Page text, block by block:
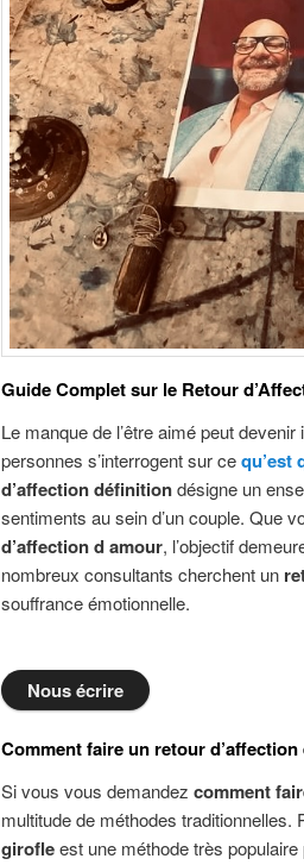
Guide Complet sur le Retour
Le manque de l’être aimé peut
personnes s’interrogent sur cequ’est
d’affection définitiondésigne un
sentiments au sein d’un couple. Que
d’affection d amour, l’objectif
nombreux consultants cherchent un
souffrance émotionnelle.
Nous écrire
Comment faire un retour
Si vous vous demandez comment
multitude de méthodes traditionnelles.
girofleest une méthode très